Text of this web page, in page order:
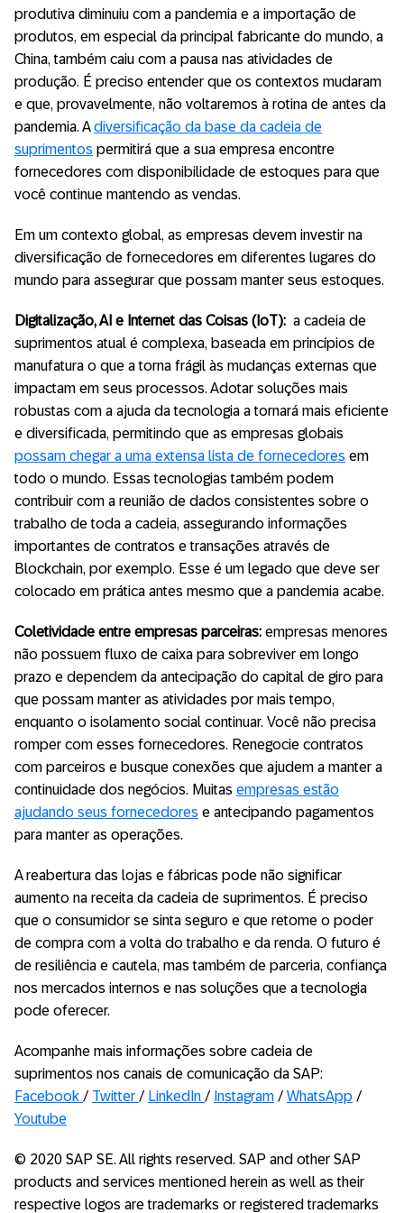
produtiva diminuiu com a pandemia e a importação de
produtos, em especial da principal fabricante do mundo, a
China, também caiu com a pausa nas atividades de
produção. É preciso entender que os contextos mudaram
e que, provavelmente, não voltaremos à rotina de antes da
pandemia. Adiversificação da base da cadeia de
suprimentos permitirá que a sua empresa encontre
fornecedores com disponibilidade de estoques para que
você continue mantendo as vendas.
Em um contexto global, as empresas devem investir na
diversificação de fornecedores em diferentes lugares do
mundo para assegurar que possam manter seus estoques.
Digitalização, AI e Internet das Coisas (IoT): a cadeia de
suprimentos atual é complexa, baseada em princípios de
manufatura o que a torna frágil às mudanças externas que
impactam em seus processos. Adotar soluções mais
robustas com a ajuda da tecnologia a tornará mais eficiente
e diversificada, permitindo que as empresas globais
possam chegar a uma extensa lista de fornecedores em
todo o mundo. Essas tecnologias também podem
contribuir com a reunião de dados consistentes sobre o
trabalho de toda a cadeia, assegurando informações
importantes de contratos e transações através de
Blockchain, por exemplo. Esse é um legado que deve ser
colocado em prática antes mesmo que a pandemia acabe.
Coletividade entre empresas parceiras: empresas menores
não possuem fluxo de caixa para sobreviver em longo
prazo e dependem da antecipação do capital de giro para
que possam manter as atividades por mais tempo,
enquanto o isolamento social continuar. Você não precisa
romper com esses fornecedores. Renegocie contratos
com parceiros e busque conexões que ajudem a manter a
continuidade dos negócios. Muitas empresas estão
ajudando seus fornecedores e antecipando pagamentos
para manter as operações.
A reabertura das lojas e fábricas pode não significar
aumento na receita da cadeia de suprimentos. É preciso
que o consumidor se sinta seguro e que retome o poder
de compra com a volta do trabalho e da renda. O futuro é
de resiliência e cautela, mas também de parceria, confiança
nos mercados internos e nas soluções que a tecnologia
pode oferecer.
Acompanhe mais informações sobre cadeia de
suprimentos nos canais de comunicação da SAP:
Facebook / Twitter / LinkedIn / Instagram / WhatsApp /
Youtube
© 2020 SAP SE. All rights reserved. SAP and other SAP
products and services mentioned herein as well as their
respective logos are trademarks or registered trademarks